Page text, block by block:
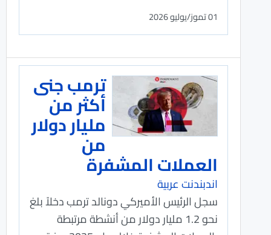
01 تموز/يوليو 2026
ترمب جنى
أكثر من
مليار دولار
من
العملات المشفرة
اندبندنت عربية
سجل الرئيس الأميركي دونالد ترمب دخلاً بلغ
نحو 1.2 مليار دولار من أنشطة مرتبطة